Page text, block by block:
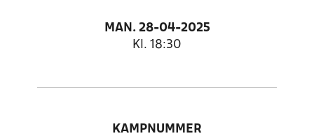
MAN. 28-04-2025
Kl. 18:30
KAMPNUMMER